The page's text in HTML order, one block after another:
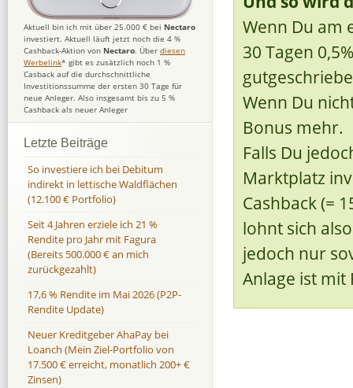
Wenn Du am
30 Tagen
Wenn Du
Bonus mehr.
Falls Du
Marktplatz
Cashback (=
lohnt sich
jedoch nur
Anlage ist mit
Aktuell bin ich mit über 25.000 € bei Nectaro
investiert. Aktuell läuft jetzt noch die 4 %
Cashback-Aktion von Nectaro. Über diesen
Werbelink* gibt es zusätzlich noch 1 %
Casback auf die durchschnittliche
Investitionssumme der ersten 30 Tage für
neue Anleger. Also insgesamt bis zu 5 %
Cashback als neuer Anleger
Letzte Beiträge
So investiere ich bei Debitum
indirekt in lettische Waldflächen
(12.100 € Portfolio)
Seit 4 Jahren erziele ich 21 %
Rendite pro Jahr mit Fagura
(Bereits 500.000 € an mich
zurückgezahlt)
17,6 % Rendite im Mai 2026 (P2P-
Rendite Update)
Neuer Kreditgeber AhaPay bei
Loanch (Mein Ziel-Portfolio von
17.500 € erreicht, monatlich 200+ €
Zinsen)